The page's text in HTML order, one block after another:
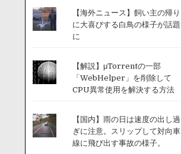
【海外ニュース】飼い主の帰り
に大喜びする白鳥の様子が話題
に
【解説】μTorrentの一部
「WebHelper」を削除して
CPU異常使用を解決する方法
【国内】雨の日は速度の出し過
ぎに注意。スリップして対向車
線に飛び出す事故の様子。